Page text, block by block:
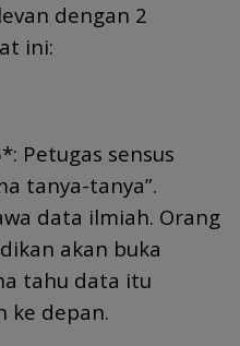
dengan 2
ini:
Petugas sensus
tanya-tanya”.
data ilmiah. Orang
akan buka
tahu data itu
ke depan.